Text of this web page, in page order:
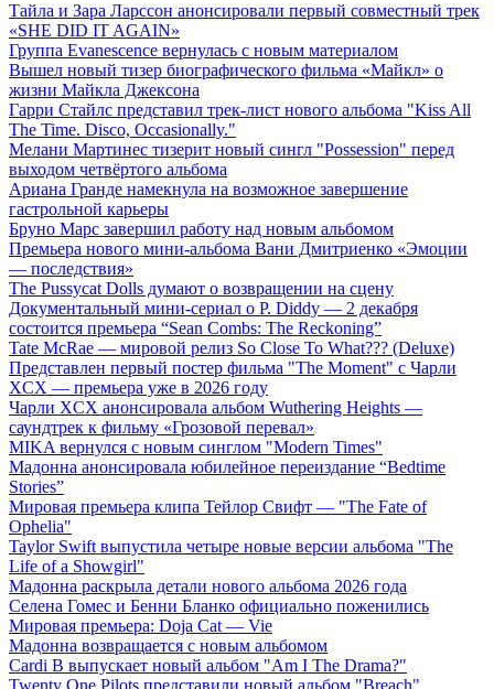
Тайла и Зара Ларссон анонсировали первый совместный трек
«SHE DID IT AGAIN»
Группа Evanescence вернулась с новым материалом
Вышел новый тизер биографического фильма «Майкл» о
жизни Майкла Джексона
Гарри Стайлс представил трек-лист нового альбома "Kiss All
The Time. Disco, Occasionally."
Мелани Мартинес тизерит новый сингл "Possession" перед
выходом четвёртого альбома
Ариана Гранде намекнула на возможное завершение
гастрольной карьеры
Бруно Марс завершил работу над новым альбомом
Премьера нового мини-альбома Вани Дмитриенко «Эмоции
— последствия»
The Pussycat Dolls думают о возвращении на сцену
Документальный мини-сериал о P. Diddy — 2 декабря
состоится премьера “Sean Combs: The Reckoning”
Tate McRae — мировой релиз So Close To What??? (Deluxe)
Представлен первый постер фильма "The Moment" с Чарли
XCX — премьера уже в 2026 году
Чарли XCX анонсировала альбом Wuthering Heights —
саундтрек к фильму «Грозовой перевал»
MIKA вернулся с новым синглом "Modern Times"
Мадонна анонсировала юбилейное переиздание “Bedtime
Stories”
Мировая премьера клипа Тейлор Свифт — "The Fate of
Ophelia"
Taylor Swift выпустила четыре новые версии альбома "The
Life of a Showgirl"
Мадонна раскрыла детали нового альбома 2026 года
Селена Гомес и Бенни Бланко официально поженились
Мировая премьера: Doja Cat — Vie
Мадонна возвращается с новым альбомом
Cardi B выпускает новый альбом "Am I The Drama?"
Twenty One Pilots представили новый альбом "Breach"